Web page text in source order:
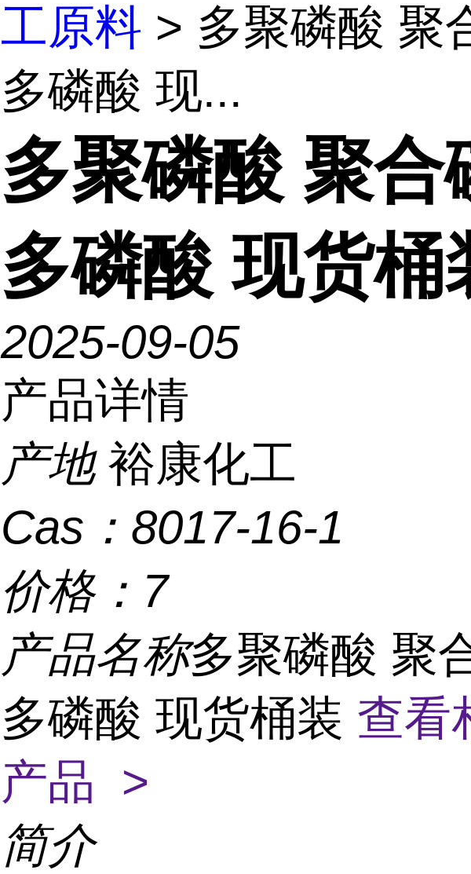
工原料 > 多聚磷酸 聚
多磷酸 现...
多聚磷酸 聚合
多磷酸 现货桶
2025-09-05
产品详情
产地 裕康化工
Cas： 8017-16-1
价格： 7
产品名称多聚磷酸 聚
多磷酸 现货桶装 查看
产品 >
简介